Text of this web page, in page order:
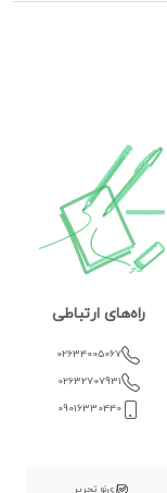
راه‌های ارتباطی
02634005067
02632707931
09016330440
زی‌نو تحریر